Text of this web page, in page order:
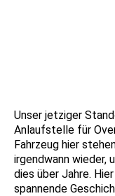
Unser jetziger
Anlaufstelle für
Fahrzeug hier
irgendwann wieder,
dies über Jahre.
spannende